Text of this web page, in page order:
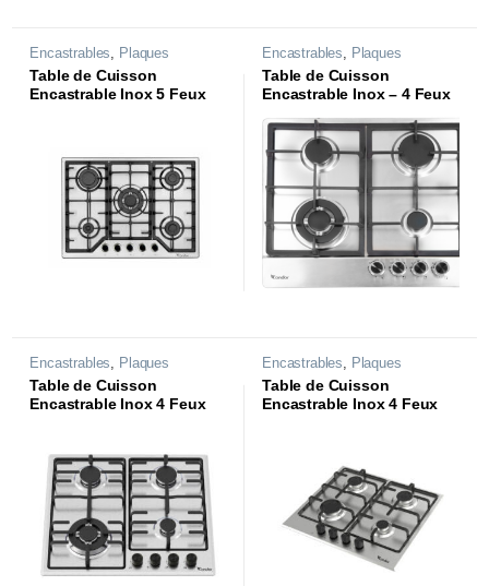
Encastrables
Plaques
Table de Cuisson
Encastrable Inox 5 Feux
Encastrables
Plaques
Table de Cuisson
Encastrable Inox – 4 Feux
|CTE64WAS1X
Encastrables, Plaques
Table de Cuisson
Encastrable Inox 4 Feux
Encastrables, Plaques
Table de Cuisson
Encastrable Inox 4 Feux